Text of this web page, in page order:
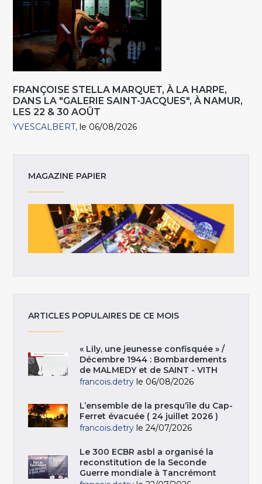
FRANÇOISE STELLA MARQUET, À LA HARPE,
DANS LA "GALERIE SAINT-JACQUES", À NAMUR,
LES 22 & 30 AOÛT
YVESCALBERT le 06/08/2026
MAGAZINE PAPIER
ARTICLES POPULAIRES DE CE MOIS
« Lily, une jeunesse confisquée » /
Décembre 1944 : Bombardements
de MALMEDY et de SAINT - VITH
francois.detry le 06/08/2026
L’ensemble de la presqu’île du Cap-
Ferret évacuée ( 24 juillet 2026 )
francois.detry le 24/07/2026
Le 300 ECBR asbl a organisé la
reconstitution de la Seconde
Guerre mondiale à Tancrémont